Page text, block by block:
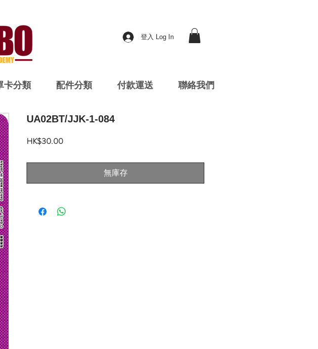
登入 Log In
卡分類 配件分類 付款運送 聯絡我們
UA02BT/JJK-1-084
HK$30.00價
無庫存